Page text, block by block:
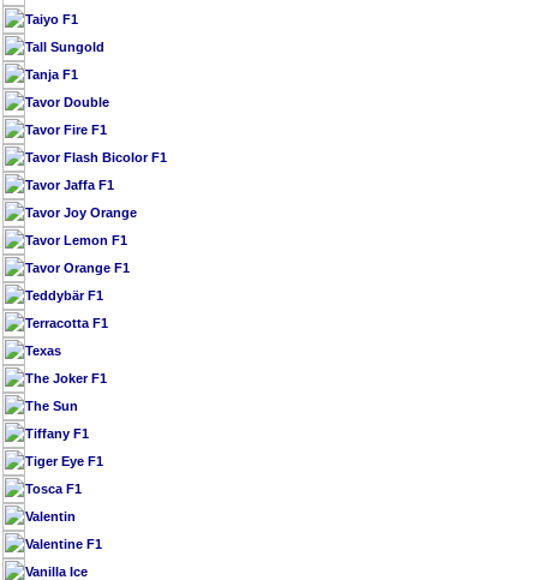
Taiyo F1
Tall Sungold
Tanja F1
Tavor Double
Tavor Fire F1
Tavor Flash Bicolor F1
Tavor Jaffa F1
Tavor Joy Orange
Tavor Lemon F1
Tavor Orange F1
Teddybär F1
Terracotta F1
Texas
The Joker F1
The Sun
Tiffany F1
Tiger Eye F1
Tosca F1
Valentin
Valentine F1
Vanilla Ice